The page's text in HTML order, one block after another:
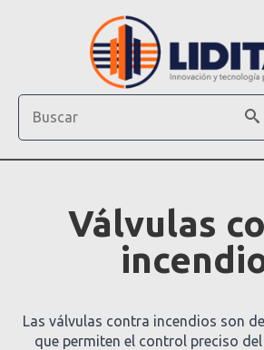
Válvulas
Las válvulas contra incendios son
que permiten el control preciso